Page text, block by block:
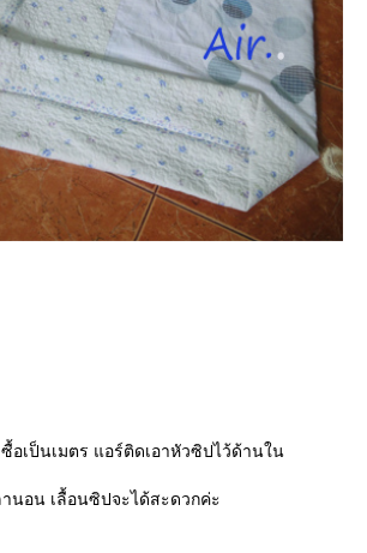
อเป็นเมตร แอร์ติดเอาหัวซิปไว้ด้านใน
านอน เลื้อนซิปจะได้สะดวกค่ะ